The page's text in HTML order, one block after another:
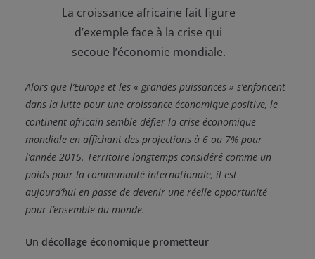
La croissance africaine fait figure
d’exemple face à la crise qui
secoue l’économie mondiale.
Alors que l’Europe et les « grandes puissances » s’enfoncent
dans la lutte pour une croissance économique positive, le
continent africain semble défier la crise économique
mondiale en affichant des projections à 6 ou 7% pour
l’année 2015. Territoire longtemps considéré comme un
poids pour la communauté internationale, il est
aujourd’hui en passe de devenir une réelle opportunité
pour l’ensemble du monde.
Un décollage économique prometteur